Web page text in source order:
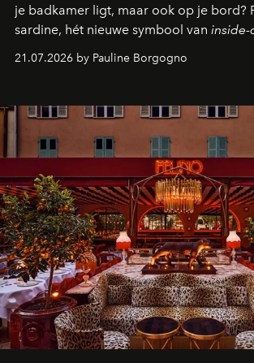
je badkamer ligt, maar ook op je bord?
sardine, hét nieuwe symbool van inside-
kijker met twee gastronomische creaties.
21.07.2026 by Pauline Borgogno